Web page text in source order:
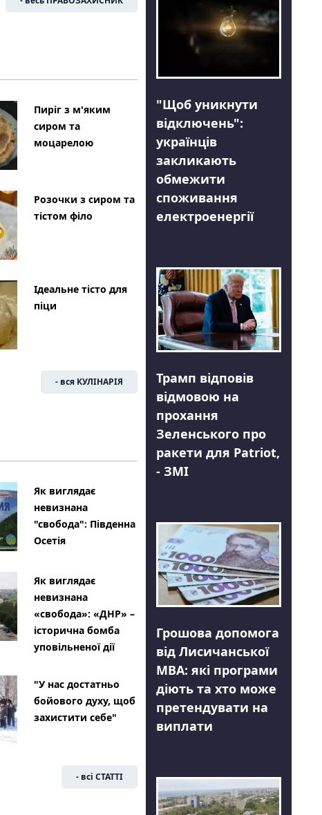
Пиріг з м'яким
сиром та
моцарелою
Розочки з сиром та
тістом філо
Ідеальне тісто для
піци
- вся КУЛІНАРІЯ
Як виглядає
невизнана
"свобода": Південна
Осетія
Як виглядає
невизнана
«свобода»: «ДНР» –
історична бомба
уповільненої дії
"У нас достатньо
бойового духу, щоб
захистити себе"
- всі СТАТТІ
"Щоб уникнути
відключень":
українців
закликають
обмежити
споживання
електроенергії
Трамп відповів
відмовою на
прохання
Зеленського про
ракети для Patriot,
- ЗМІ
Грошова допомога
від Лисичанської
МВА: які програми
діють та хто може
претендувати на
виплати